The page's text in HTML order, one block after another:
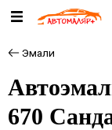
Эмали
670